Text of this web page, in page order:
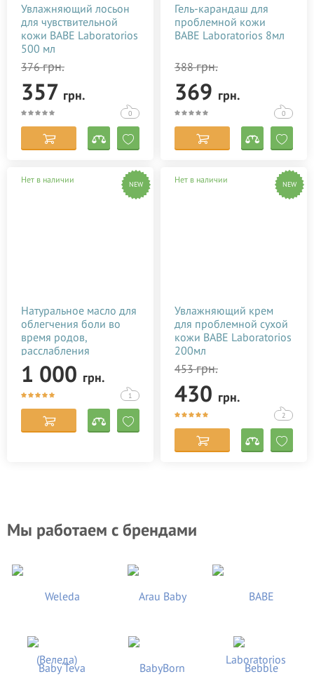
Увлажняющий лосьон
для чувствительной
кожи BABE Laboratorios
500 мл
376грн.
357 грн.
0
Гель-карандаш для
проблемной кожи
BABE Laboratorios 8мл
388грн.
369 грн.
0
Нет в наличии NEW
Натуральное масло для
облегчения боли во
время родов,
расслабления
роженицы Baby Teva
Babybo Oil 50 мл
1 000 грн.
1
Нет в наличии NEW
Увлажняющий крем
для проблемной сухой
кожи BABE Laboratorios
200мл
453грн.
430 грн.
2
Мы работаем с брендами